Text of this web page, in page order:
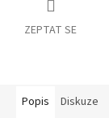
ZEPTAT SE
Popis Diskuze